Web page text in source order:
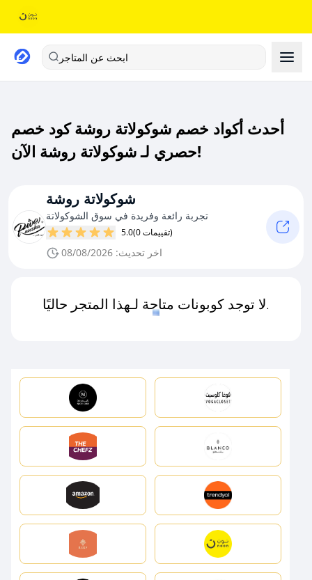
ابحث عن المتاجر
أحدث أكواد خصم شوكولاتة روشة كود خصم
حصري لـ شوكولاتة روشة الآن!
شوكولاتة روشة
تجربة رائعة وفريدة في سوق الشوكولاتة
5.0 (0 تقييمات)
اخر تحديث: 08/08/2026
لا توجد كوبونات متاحة لـهذا المتجر حاليًا.